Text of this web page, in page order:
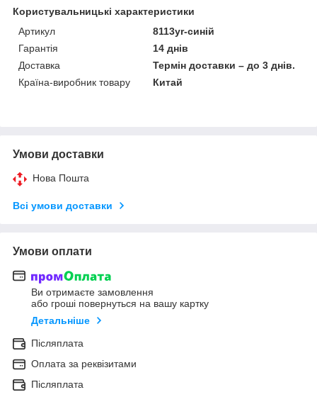
Користувальницькі характеристики
Артикул
8113yr-синій
Гарантія
14 днів
Доставка
Термін доставки – до 3 днів.
Країна-виробник товару
Китай
Умови доставки
Нова Пошта
Всі умови доставки
Умови оплати
Ви отримаєте замовлення
або гроші повернуться на вашу картку
Детальніше
Післяплата
Оплата за реквізитами
Післяплата